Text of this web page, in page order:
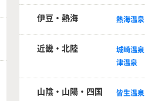
伊豆・熱海 熱海温泉
近畿・北陸 城崎温泉
津温泉
山陰・山陽・四国 皆生温泉